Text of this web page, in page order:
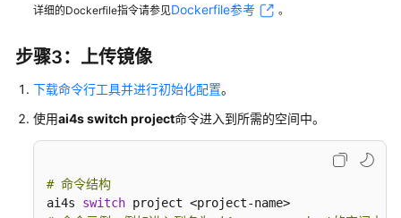
任
担
云
详细的Dockerfile指令请参见Dockerfile参考 。
步骤3：上传镜像
下载命令行工具并进行初始化配置。
使用ai4s switch project命令进入到所需的空间中。
# 命令结构
ai4s switch